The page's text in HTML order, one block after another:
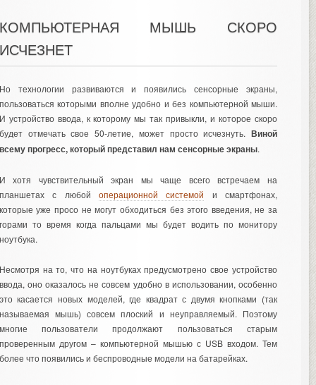
МЫШЬ СКОРО
технологии развиваются и появились сенсорные экраны,
которыми вполне удобно и без компьютерной мыши.
устройство ввода, к которому мы так привыкли, и которое скоро
отмечать свое 50-летие, может просто исчезнуть. Виной
прогресс, который представил нам сенсорные экраны.
хотя чувствительный экран мы чаще всего встречаем на
с любой операционной системой и смартфонах,
уже просо не могут обходиться без этого введения, не за
то время когда пальцами мы будет водить по монитору
на то, что на ноутбуках предусмотрено свое устройство
оно оказалось не совсем удобно в использовании, особенно
касается новых моделей, где квадрат с двумя кнопками (так
мышь) совсем плоский и неуправляемый. Поэтому
пользователи продолжают пользоваться старым
другом – компьютерной мышью с USB входом. Тем
что появились и беспроводные модели на батарейках.